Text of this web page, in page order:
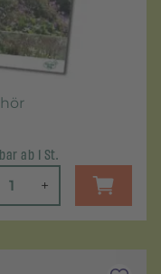
ab 1 St.
+